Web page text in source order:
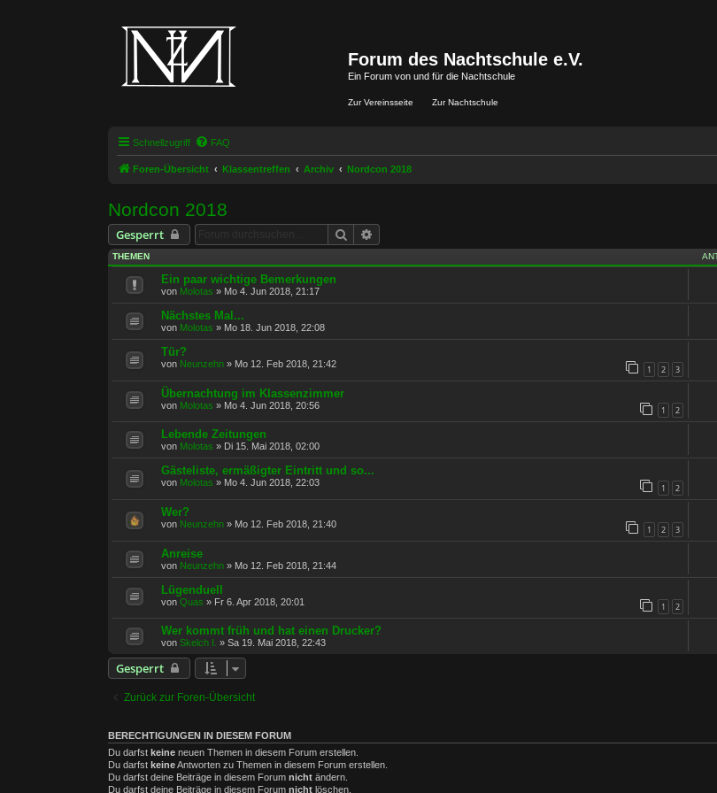
Forum des Nachtschule e.V.
Ein Forum von und für die Nachtschule
Zur Vereinsseite Zur Nachtschule
Schnellzugriff FAQ
Foren-Übersicht Klassentreffen Archiv Nordcon 2018
Nordcon 2018
Gesperrt Suche
THEMEN
Ein paar wichtige Bemerkungen
von Molotas » Mo 4. Jun 2018, 21:17
Nächstes Mal...
von Molotas » Mo 18. Jun 2018, 22:08
Tür?
von Neunzehn » Mo 12. Feb 2018, 21:42 1 2 3
Übernachtung im Klassenzimmer
von Molotas » Mo 4. Jun 2018, 20:56 1 2
Lebende Zeitungen
von Molotas » Di 15. Mai 2018, 02:00
Gästeliste, ermäßigter Eintritt und so...
von Molotas » Mo 4. Jun 2018, 22:03 1 2
Wer?
von Neunzehn » Mo 12. Feb 2018, 21:40 1 2 3
Anreise
von Neunzehn » Mo 12. Feb 2018, 21:44
Lügenduell
von Quas » Fr 6. Apr 2018, 20:01 1 2
Wer kommt früh und hat einen Drucker?
von Skelch I. » Sa 19. Mai 2018, 22:43
Gesperrt
Zurück zur Foren-Übersicht
BERECHTIGUNGEN IN DIESEM FORUM
Du darfst keine neuen Themen in diesem Forum erstellen.
Du darfst keineAntworten zu Themen in diesem Forum erstellen.
Du darfst deine Beiträge in diesem Forum nicht ändern.
Du darfst deine Beiträge in diesem Forum nicht löschen.